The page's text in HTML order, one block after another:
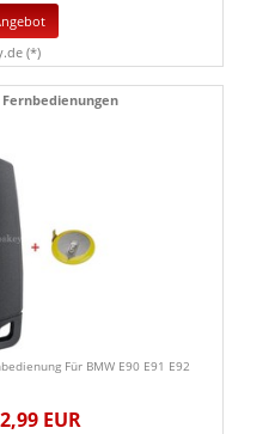
(*)
Für BMW E90 E91 E92
EUR